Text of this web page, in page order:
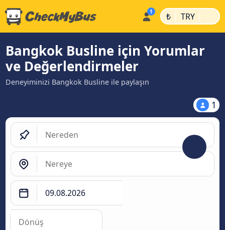
₺ | TRY |
Bangkok Busline için Yorumlar
ve Değerlendirmeler
Deneyiminizi Bangkok Busline ile paylaşın
1